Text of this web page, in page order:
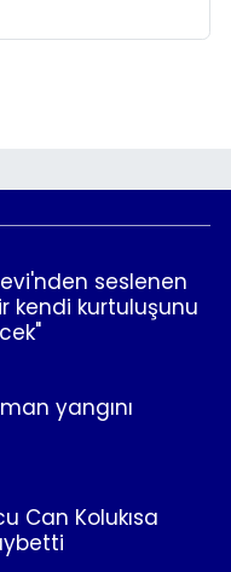
seslenen
kendi kurtuluşunu
yangını
Can Kolukısa